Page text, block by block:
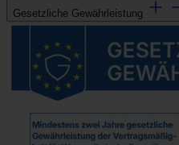
Gesetzliche Gewährleistung